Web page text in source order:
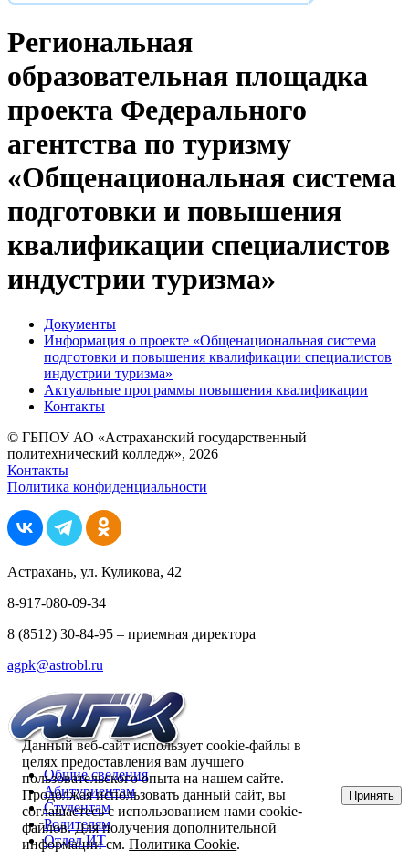
Региональная
образовательная площадка
проекта Федерального
агентства по туризму
«Общенациональная система
подготовки и повышения
квалификации специалистов
индустрии туризма»
Документы
Информация о проекте «Общенациональная система
подготовки и повышения квалификации специалистов
индустрии туризма»
Актуальные программы повышения квалификации
Контакты
© ГБПОУ АО «Астраханский государственный
политехнический колледж», 2026
Контакты
Политика конфиденциальности
Астрахань, ул. Куликова, 42
8-917-080-09-34
8 (8512) 30-84-95 – приемная директора
agpk@astrobl.ru
Общие сведения
Абитуриентам
Студентам
Родителям
Отдел ИТ
Данный веб-сайт использует cookie-файлы в
целях предоставления вам лучшего
пользовательского опыта на нашем сайте.
Продолжая использовать данный сайт, вы
соглашаетесь с использованием нами cookie-
файлов. Для получения дополнительной
информации см.Политика Cookie.
Принять